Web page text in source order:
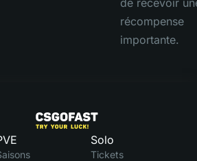
de recevoir
récompense
importante.
Solo
Tickets